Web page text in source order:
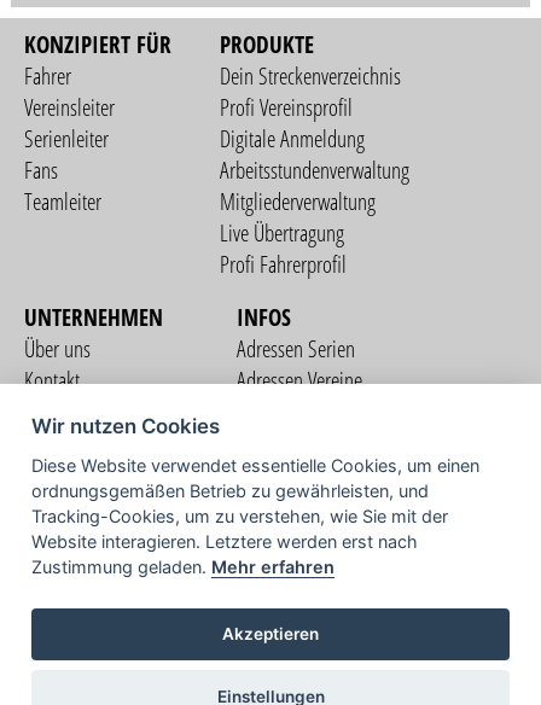
KONZIPIERT FÜR
Fahrer
Vereinsleiter
Serienleiter
Fans
Teamleiter
PRODUKTE
Dein Streckenverzeichnis
Profi Vereinsprofil
Digitale Anmeldung
Arbeitsstundenverwaltung
Mitgliederverwaltung
Live Übertragung
Profi Fahrerprofil
UNTERNEHMEN
Über uns
Kontakt
Nutzungsbedingungen
Datenschutzerklärung
Impressum
INFOS
Adressen Serien
Adressen Vereine
COMMUNITY
TV
Wir nutzen Cookies
Diese Website verwendet essentielle Cookies, um einen
ordnungsgemäßen Betrieb zu gewährleisten, und
Tracking-Cookies, um zu verstehen, wie Sie mit der
Website interagieren. Letztere werden erst nach
Zustimmung geladen. Mehr erfahren
Akzeptieren
Einstellungen